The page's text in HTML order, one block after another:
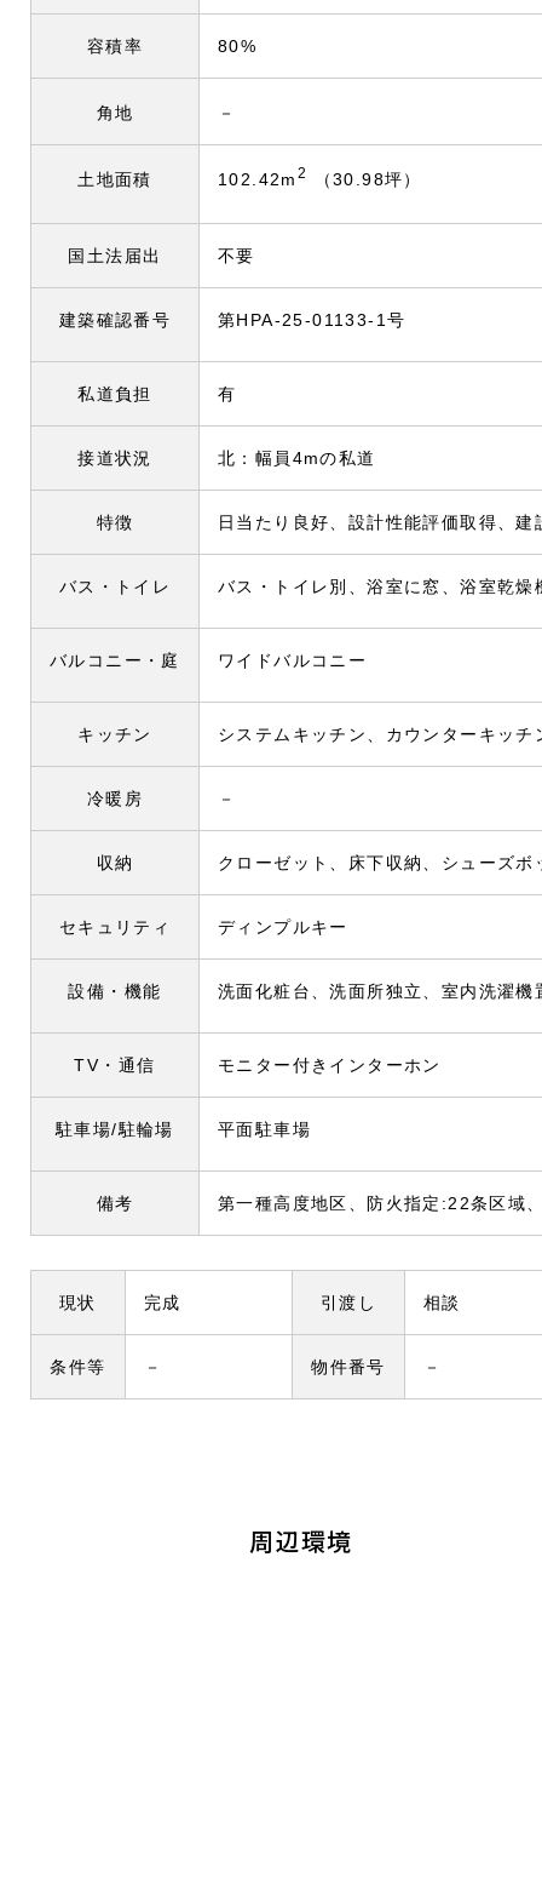
容積率 80%
角地 －
土地面積 102.42m 2 （30.98坪）
国土法届出 不要
建築確認番号 第HPA-25-01133-1号
私道負担 有
接道状況 北：幅員4mの私道
特徴 日当たり良好、設計性能評価取得、
バス・トイレ バス・トイレ別、浴室に窓、浴室乾
バルコニー・庭 ワイドバルコニー
キッチン システムキッチン、カウンターキッ
冷暖房 －
収納 クローゼット、床下収納、シューズ
セキュリティ ディンプルキー
設備・機能 洗面化粧台、洗面所独立、室内洗濯
TV・通信 モニター付きインターホン
駐車場/駐輪場 平面駐車場
備考 第一種高度地区、防火指定:22条区域
現状 完成 引渡し 相談
条件等 － 物件番号 －
周辺環境